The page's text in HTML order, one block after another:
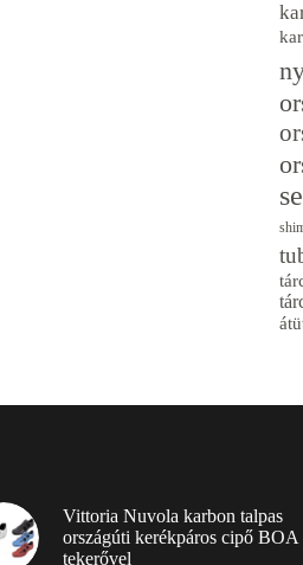
Vittoria Nuvola karbon talpas
országúti kerékpáros cipő BOA
tekerővel